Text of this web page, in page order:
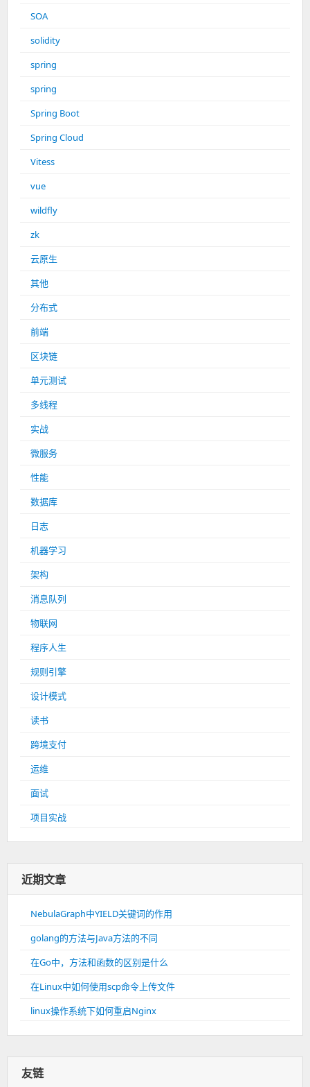
SOA
solidity
spring
spring
Spring Boot
Spring Cloud
Vitess
vue
wildfly
zk
云原生
其他
分布式
前端
区块链
单元测试
多线程
实战
微服务
性能
数据库
日志
机器学习
架构
消息队列
物联网
程序人生
规则引擎
设计模式
读书
跨境支付
运维
面试
项目实战
近期文章
NebulaGraph中YIELD关键词的作用
golang的方法与Java方法的不同
在Go中，方法和函数的区别是什么
在Linux中如何使用scp命令上传文件
linux操作系统下如何重启Nginx
友链